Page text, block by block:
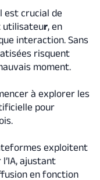
est crucial de
utilisateur, en
interaction. Sans
risquent
moment.
à explorer les
pour
exploitent
ajustant
en fonction